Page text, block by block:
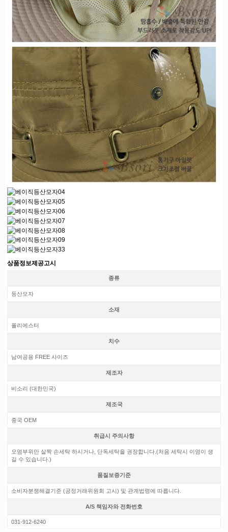
상품정보제공고시
종류
등산모자
소재
폴리에스터
치수
남여공용 FREE 사이즈
제조자
비소리 (대한민국)
제조국
중국 OEM
취급시 주의사항
오염부위만 살짝 손세탁 하시거나, 단독세탁을 권장합니다.(처음 세탁시 이염이 생
길 수 있습니다.)
품질보증기준
소비자분쟁해결기준 (공정거래위원회 고시) 및 관계법령에 따릅니다.
A/S 책임자와 전화번호
031-912-6240